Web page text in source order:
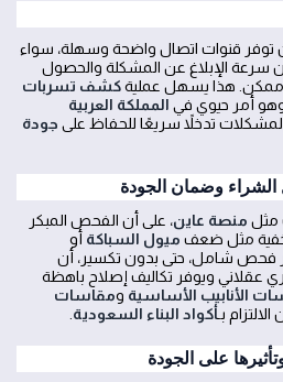
توفر قنوات اتصال واضحة وسهلة، سواء
سرعة الإبلاغ عن المشكلة والحصول
هذا يسهل عمليةكشف تسربات
أمر حيوي في المملكة العربية
تدخلاً سريعًا للحفاظ على جودة
وضمان الجودة
مثل منصة عاين، على أن الفحص المبكر
مثل ضعف ميول السباكة أو
فحص شامل، حتى بدون تكسير، أن
عقلاني ويوفر تكاليف إصلاح باهظة
الأنابيب الأساسية ومقاسات
بـأكواد البناء السعودية
على الجودة